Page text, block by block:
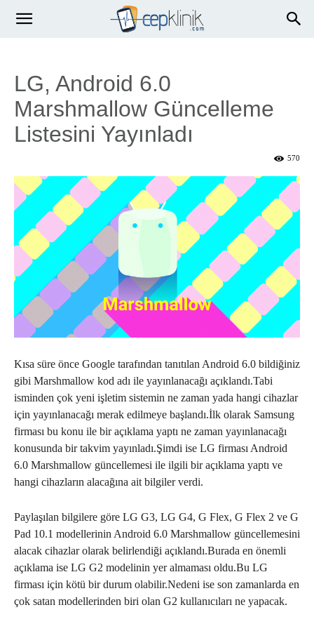
LG, Android 6.0
Marshmallow Güncelleme
Listesini Yayınladı
570
Kısa süre önce Google tarafından tanıtılan Android 6.0 bildiğiniz
gibi Marshmallow kod adı ile yayınlanacağı açıklandı.Tabi
isminden çok yeni işletim sistemin ne zaman yada hangi cihazlar
için yayınlanacağı merak edilmeye başlandı.İlk olarak Samsung
firması bu konu ile bir açıklama yaptı ne zaman yayınlanacağı
konusunda bir takvim yayınladı.Şimdi ise LG firması Android
6.0 Marshmallow güncellemesi ile ilgili bir açıklama yaptı ve
hangi cihazların alacağına ait bilgiler verdi.
Paylaşılan bilgilere göre LG G3, LG G4, G Flex, G Flex 2 ve G
Pad 10.1 modellerinin Android 6.0 Marshmallow güncellemesini
alacak cihazlar olarak belirlendiği açıklandı.Burada en önemli
açıklama ise LG G2 modelinin yer almaması oldu.Bu LG
firması için kötü bir durum olabilir.Nedeni ise son zamanlarda en
çok satan modellerinden biri olan G2 kullanıcıları ne yapacak.